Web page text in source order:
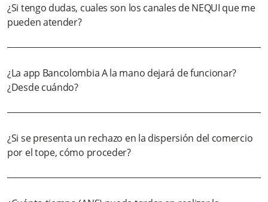
¿Si tengo dudas, cuales son los canales de NEQUI que me
pueden atender?
¿La app Bancolombia A la mano dejará de funcionar?
¿Desde cuándo?
¿Si se presenta un rechazo en la dispersión del comercio
por el tope, cómo proceder?